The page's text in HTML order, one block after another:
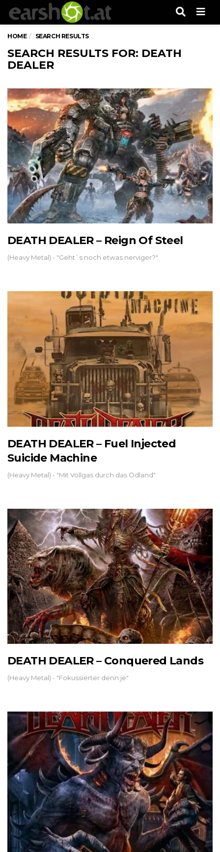
HOME SEARCH RESULTS
SEARCH RESULTS FOR: DEATH
DEALER
DEATH DEALER – Reign Of Steel
(Heavy Metal) - "Geht`s noch etwas nerviger?"
DEATH DEALER – Fuel Injected
Suicide Machine
(Heavy Metal) - "Mit Vollgas durch das Ödland"
DEATH DEALER – Conquered Lands
(Heavy Metal) - "Fokussierter denn je"